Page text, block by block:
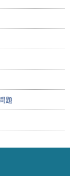
題